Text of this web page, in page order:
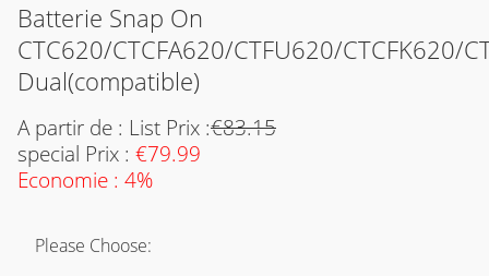
Batterie Snap On
CTC620/CTCFA620/CTFU620/CTCFK620/
Dual(compatible)
A partir de : List Prix :€83.15
special Prix : €79.99
Economie : 4%
Please Choose: